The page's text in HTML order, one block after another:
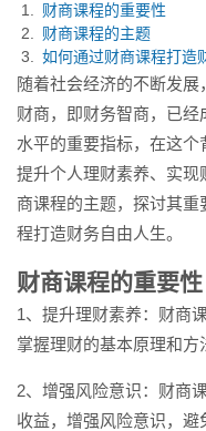
财商课程的重要性
财商课程的主题
如何通过财商课程打造
随着社会经济的不断发展
财商，即财务智商，已
水平的重要指标，在这
提升个人理财素养、实
商课程的主题，探讨其
程打造财务自由人生。
财商课程的重要性
1、提升理财素养：财商
掌握理财的基本原理和方
2、增强风险意识：财商
收益，增强风险意识，避